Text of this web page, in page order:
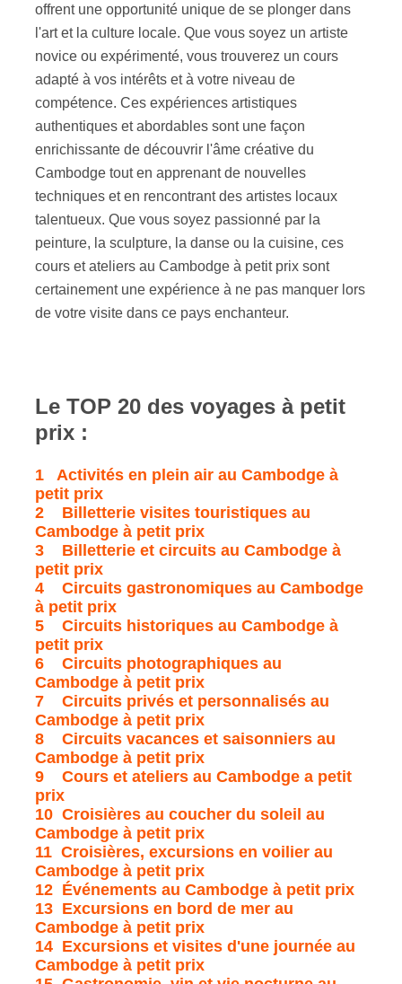
offrent une opportunité unique de se plonger dans
l'art et la culture locale. Que vous soyez un artiste
novice ou expérimenté, vous trouverez un cours
adapté à vos intérêts et à votre niveau de
compétence. Ces expériences artistiques
authentiques et abordables sont une façon
enrichissante de découvrir l'âme créative du
Cambodge tout en apprenant de nouvelles
techniques et en rencontrant des artistes locaux
talentueux. Que vous soyez passionné par la
peinture, la sculpture, la danse ou la cuisine, ces
cours et ateliers au Cambodge à petit prix sont
certainement une expérience à ne pas manquer lors
de votre visite dans ce pays enchanteur.
Le TOP 20 des voyages à petit
prix :
1 Activités en plein air au Cambodge à
petit prix
2 Billetterie visites touristiques au
Cambodge à petit prix
3 Billetterie et circuits au Cambodge à
petit prix
4 Circuits gastronomiques au Cambodge
à petit prix
5 Circuits historiques au Cambodge à
petit prix
6 Circuits photographiques au
Cambodge à petit prix
7 Circuits privés et personnalisés au
Cambodge à petit prix
8 Circuits vacances et saisonniers au
Cambodge à petit prix
9 Cours et ateliers au Cambodge a petit
prix
10 Croisières au coucher du soleil au
Cambodge à petit prix
11 Croisières, excursions en voilier au
Cambodge à petit prix
12 Événements au Cambodge à petit prix
13 Excursions en bord de mer au
Cambodge à petit prix
14 Excursions et visites d'une journée au
Cambodge à petit prix